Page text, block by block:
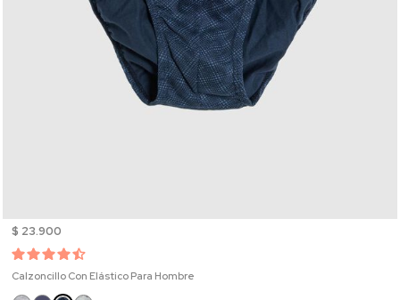
$ 23.900
Calzoncillo Con Elástico Para Hombre